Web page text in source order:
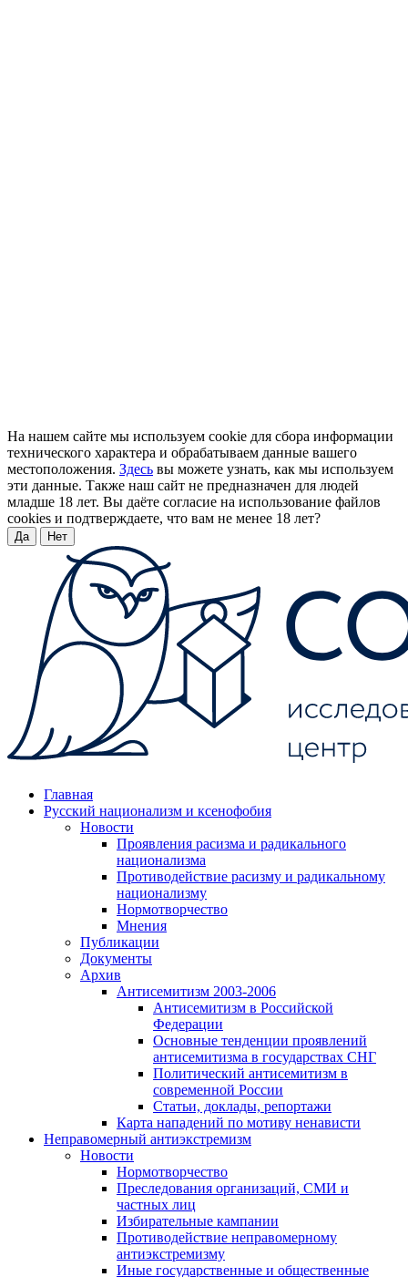
На нашем сайте мы используем cookie для сбора информации
технического характера и обрабатываем данные вашего
местоположения. Здесь вы можете узнать, как мы используем
эти данные. Также наш сайт не предназначен для людей
младше 18 лет. Вы даёте согласие на использование файлов
cookies и подтверждаете, что вам не менее 18 лет?
Да Нет
Главная
Русский национализм и ксенофобия
Новости
Проявления расизма и радикального
национализма
Противодействие расизму и радикальному
национализму
Нормотворчество
Мнения
Публикации
Документы
Архив
Антисемитизм 2003-2006
Антисемитизм в Российской
Федерации
Основные тенденции проявлений
антисемитизма в государствах СНГ
Политический антисемитизм в
современной России
Статьи, доклады, репортажи
Карта нападений по мотиву ненависти
Неправомерный антиэкстремизм
Новости
Нормотворчество
Преследования организаций, СМИ и
частных лиц
Избирательные кампании
Противодействие неправомерному
антиэкстремизму
Иные государственные и общественные